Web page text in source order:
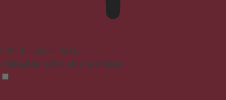
ADHD-freundlicher Modus
Fokussiertes Surfen, ohne Ablenkungen